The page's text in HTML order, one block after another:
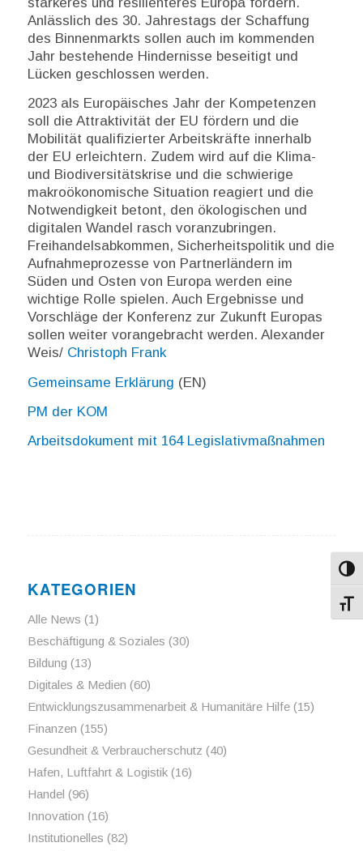
Anlässlich des 30. Jahrestags der Schaffung
des Binnenmarkts sollen auch im kommenden
Jahr bestehende Hindernisse beseitigt und
Lücken geschlossen werden.
2023 als Europäisches Jahr der Kompetenzen
soll die Attraktivität der EU fördern und die
Mobilität qualifizierter Arbeitskräfte innerhalb
der EU erleichtern. Zudem wird auf die Klima-
und Biodiversitätskrise und die schwierige
makroökonomische Situation reagiert und die
Notwendigkeit betont, den ökologischen und
digitalen Wandel rasch voranzubringen.
Freihandelsabkommen, Sicherheitspolitik und die
Aufnahmeprozesse von Partnerländern im
Süden und Osten von Europa werden eine
wichtige Rolle spielen. Auch Ergebnisse und
Vorschläge der Konferenz zur Zukunft Europas
sollen weiter vorangebracht werden. Alexander
Weis/ Christoph Frank
Gemeinsame Erklärung (EN)
PM der KOM
Arbeitsdokument mit 164 Legislativmaßnahmen
KATEGORIEN
Alle News (1)
Beschäftigung & Soziales (30)
Bildung (13)
Digitales & Medien (60)
Entwicklungszusammenarbeit & Humanitäre Hilfe(15)
Finanzen (155)
Gesundheit & Verbraucherschutz (40)
Hafen, Luftfahrt & Logistik(16)
Handel (96)
Innovation (16)
Institutionelles (82)